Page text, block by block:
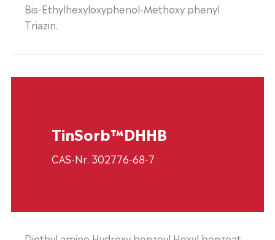
Bis-Ethylhexyloxyphenol-Methoxy phenyl
Triazin.
TinSorb™DHHB
CAS-Nr. 302776-68-7